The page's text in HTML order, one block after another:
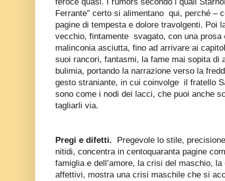
feroce quasi. I rumors secondo i quali
Ferrante” certo si alimentano qui, perché –
pagine di tempesta e dolore travolgenti. Poi
vecchio, fintamente svagato, con una prosa
malinconia asciutta, fino ad arrivare ai
suoi rancori, fantasmi, la fame mai sopita di
bulimia, portando la narrazione verso la
gesto straniante, in cui coinvolge il fratello
sono come i nodi dei lacci, che puoi anche
tagliarli via.
Pregi e difetti.
Pregevole lo stile,
nitidi, concentra in centoquaranta pagine
famiglia e dell’amore, la crisi del maschio, la
affettivi, mostra una crisi maschile che si